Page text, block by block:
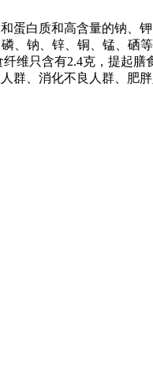
蛋白质和高含量的钠、
、钠、锌、铜、锰、硒
维只含有2.4克，提起膳
群、消化不良人群、肥